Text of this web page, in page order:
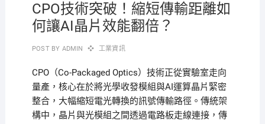
CPO技術突破！縮短傳輸距離如
何讓AI晶片效能翻倍？
POST BY ADMIN 工業資訊
CPO（Co-Packaged Optics）技術正從實驗室走向
量產，核心在於將光學收發模組與AI運算晶片緊密
整合，大幅縮短電光轉換的訊號傳輸路徑。傳統架
構中，晶片與光模組之間透過電路板走線連接，傳